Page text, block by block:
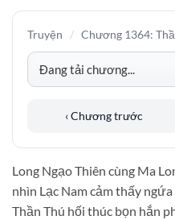
Truyện / Chương 1364:
‹ Chương trước
Long Ngạo Thiên cùng Ma
nhìn Lạc Nam cảm thấy
Thần Thú hối thúc bọn hắn